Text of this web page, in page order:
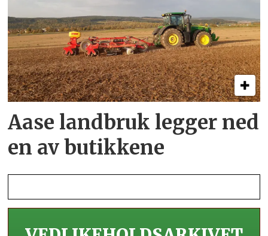
Aase landbruk legger ned
en av butikkene